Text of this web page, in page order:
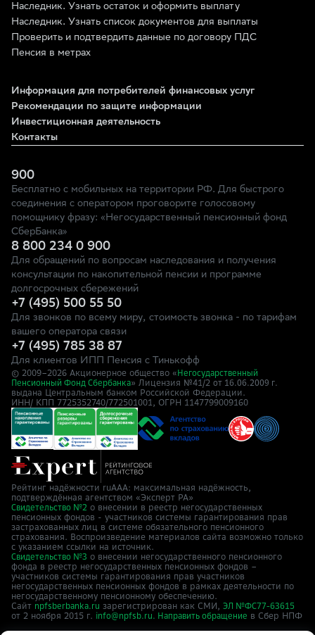
Наследник. Узнать остаток и оформить выплату
Наследник. Узнать список документов для выплаты
Проверить и подтвердить данные по договору ПДС
Пенсия в метрах
Информация для потребителей финансовых услуг
Рекомендации по защите информации
Инвестиционная деятельность
Контакты
900
Бесплатно с мобильных на территории РФ. Для быстрого
соединения с оператором проговорите голосовому
помощнику фразу: «Негосударственный пенсионный фонд
СберБанка»
8 800 234 0 900
Для обращений по вопросам наследования и получения
консультации по накопительной пенсии и программе
долгосрочных сбережений
+7 (495) 500 55 50
Для звонков по всему миру, стоимость звонка - по тарифам
вашего оператора связи
+7 (495) 785 38 87
Для клиентов ИПП Пенсия с Тинькофф
© 2009–2026 Акционерное общество «Негосударственный
Пенсионный Фонд Сбербанка» Лицензия №41/2 от 16.06.2009 г.
выдана Центральным банком Российской Федерации.
ИНН/ КПП 7725352740/772501001, ОГРН 1147799009160
Рейтинг надёжности ruAAA: максимальная надёжность,
подтверждённая агентством «Эксперт РА»
Свидетельство №2 о внесении в реестр негосударственных
пенсионных фондов - участников системы гарантирования прав
застрахованных лиц в системе обязательного пенсионного
страхования. Воспроизведение материалов сайта возможно только
с указанием ссылки на источник.
Свидетельство №3 о внесении негосударственного пенсионного
фонда в реестр негосударственных пенсионных фондов –
участников системы гарантирования прав участников
негосударственных пенсионных фондов в рамках деятельности по
негосударственному пенсионному обеспечению.
Сайт npfsberbanka.ru зарегистрирован как СМИ, ЭЛ №ФС77-63615
от 2 ноября 2015 г. info@npfsb.ru. Направить обращение в Cбер НПФ